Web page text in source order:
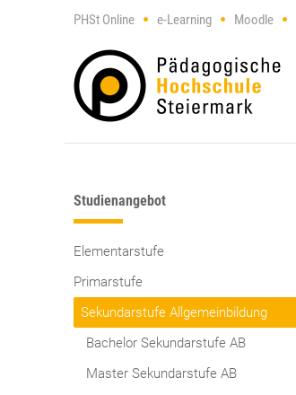
PHSt Online e-Learning Moodle
Studienangebot
Elementarstufe
Primarstufe
Sekundarstufe Allgemeinbildung
Bachelor Sekundarstufe AB
Master Sekundarstufe AB